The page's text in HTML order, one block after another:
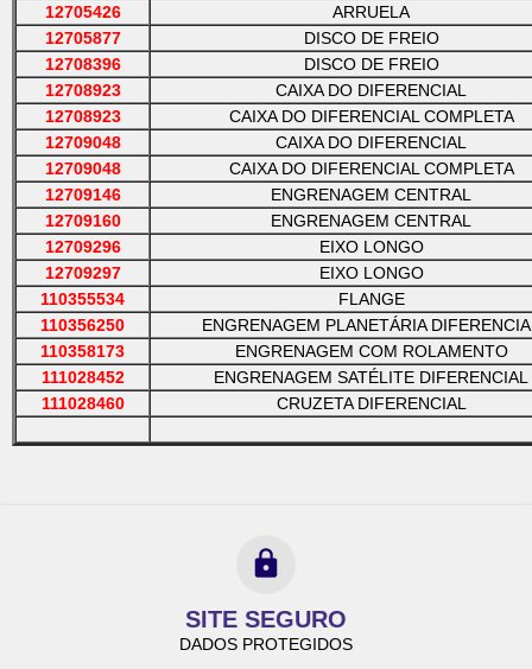
12705426
ARRUELA
12705877
DISCO DE FREIO
12708396
DISCO DE FREIO
12708923
CAIXA DO DIFERENCIAL
12708923
CAIXA DO DIFERENCIAL COMPLETA
12709048
CAIXA DO DIFERENCIAL
12709048
CAIXA DO DIFERENCIAL COMPLETA
12709146
ENGRENAGEM CENTRAL
12709160
ENGRENAGEM CENTRAL
12709296
EIXO LONGO
12709297
EIXO LONGO
110355534
FLANGE
110356250
ENGRENAGEM PLANETÁRIA
110358173
ENGRENAGEM COM ROLAMENTO
111028452
ENGRENAGEM SATÉLITE DIFERENCIAL
111028460
CRUZETA DIFERENCIAL
SITE SEGURO
DADOS PROTEGIDOS